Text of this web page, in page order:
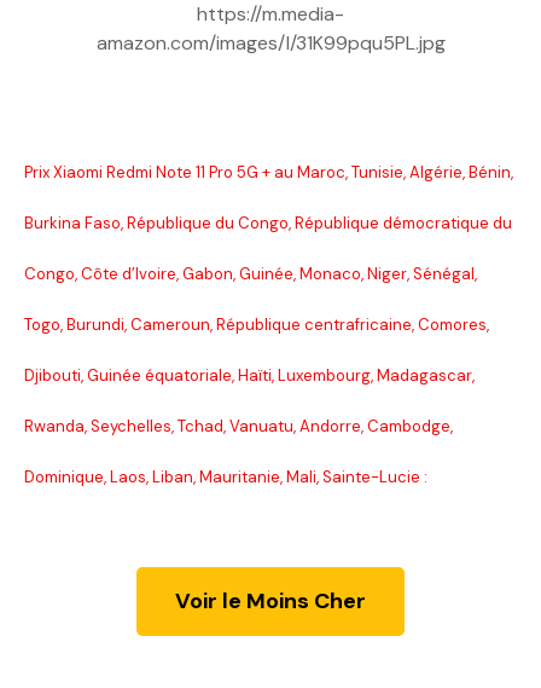
https://m.media-
amazon.com/images/I/31K99pqu5PL.jpg
Prix Xiaomi Redmi Note 11 Pro 5G + au Maroc, Tunisie, Algérie, Bénin,
Burkina Faso, République du Congo, République démocratique du
Congo, Côte d’Ivoire, Gabon, Guinée, Monaco, Niger, Sénégal,
Togo, Burundi, Cameroun, République centrafricaine, Comores,
Djibouti, Guinée équatoriale, Haïti, Luxembourg, Madagascar,
Rwanda, Seychelles, Tchad, Vanuatu, Andorre, Cambodge,
Dominique, Laos, Liban, Mauritanie, Mali, Sainte-Lucie :
Voir le Moins Cher